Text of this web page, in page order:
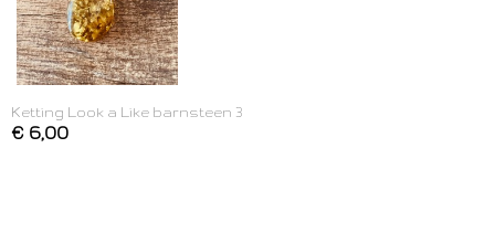
Ketting Look a Like barnsteen 3
€ 6,00